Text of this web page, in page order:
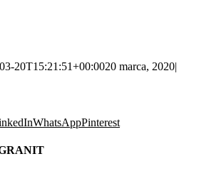
20T15:21:51+00:0020 marca, 2020|
WhatsAppPinterest